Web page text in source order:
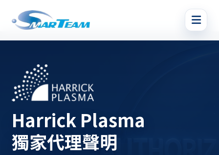
Harrick Plasma
獨家代理聲明